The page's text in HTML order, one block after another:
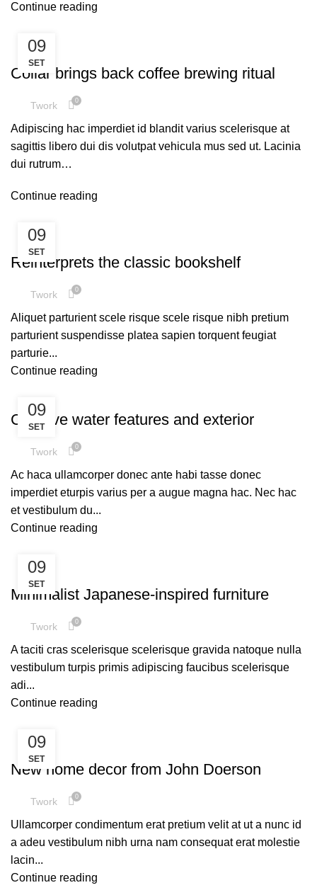
Continue reading
09
SET
FURNITURE
Collar brings back coffee brewing ritual
Twork 0
Adipiscing hac imperdiet id blandit varius scelerisque at
sagittis libero dui dis volutpat vehicula mus sed ut. Lacinia
dui rutrum…
Continue reading
09
SET
DESIGN TRENDS
Reinterprets the classic bookshelf
Twork 0
Aliquet parturient scele risque scele risque nibh pretium
parturient suspendisse platea sapien torquent feugiat
parturie...
Continue reading
09
SET
Creative water features and exterior
Twork 0
Ac haca ullamcorper donec ante habi tasse donec
imperdiet eturpis varius per a augue magna hac. Nec hac
et vestibulum du...
Continue reading
09
SET
INSPIRATION
Minimalist Japanese-inspired furniture
Twork 0
A taciti cras scelerisque scelerisque gravida natoque nulla
vestibulum turpis primis adipiscing faucibus scelerisque
adi...
Continue reading
09
SET
DECORATION
New home decor from John Doerson
Twork 0
Ullamcorper condimentum erat pretium velit at ut a nunc id
a adeu vestibulum nibh urna nam consequat erat molestie
lacin...
Continue reading